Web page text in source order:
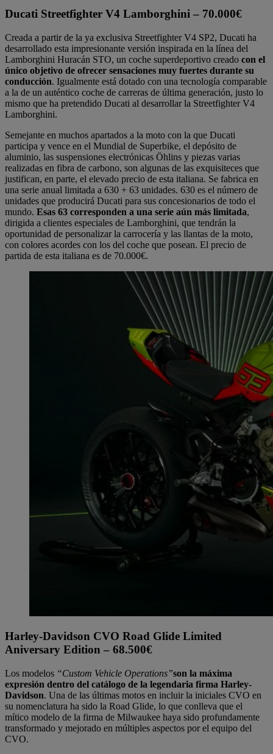
Ducati Streetfighter V4 Lamborghini – 70.000€
Creada a partir de la ya exclusiva Streetfighter V4 SP2, Ducati ha
desarrollado esta impresionante versión inspirada en la línea del
Lamborghini Huracán STO, un coche superdeportivo creado con el
único objetivo de ofrecer sensaciones muy fuertes durante su
conducción. Igualmente está dotado con una tecnología comparable
a la de un auténtico coche de carreras de última generación, justo lo
mismo que ha pretendido Ducati al desarrollar la Streetfighter V4
Lamborghini.
Semejante en muchos apartados a la moto con la que Ducati
participa y vence en el Mundial de Superbike, el depósito de
aluminio, las suspensiones electrónicas Öhlins y piezas varias
realizadas en fibra de carbono, son algunas de las exquisiteces que
justifican, en parte, el elevado precio de esta italiana. Se fabrica en
una serie anual limitada a 630 + 63 unidades. 630 es el número de
unidades que producirá Ducati para sus concesionarios de todo el
mundo. Esas 63 corresponden a una serie aún más limitada,
dirigida a clientes especiales de Lamborghini, que tendrán la
oportunidad de personalizar la carrocería y las llantas de la moto,
con colores acordes con los del coche que posean. El precio de
partida de esta italiana es de 70.000€.
Harley-Davidson CVO Road Glide Limited
Aniversary Edition – 68.500€
Los modelos “Custom Vehicle Operations”son la máxima
expresión dentro del catálogo de la legendaria firma Harley-
Davidson. Una de las últimas motos en incluir la iniciales CVO en
su nomenclatura ha sido la Road Glide, lo que conlleva que el
mítico modelo de la firma de Milwaukee haya sido profundamente
transformado y mejorado en múltiples aspectos por el equipo del
CVO.